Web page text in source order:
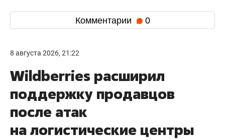
Комментарии 0
8 августа 2026, 21:22
Wildberries расширил
поддержку продавцов
после атак
на логистические центры